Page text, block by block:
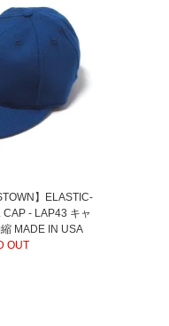
】ELASTIC-
- LAP43 キャ
MADE IN USA
OUT